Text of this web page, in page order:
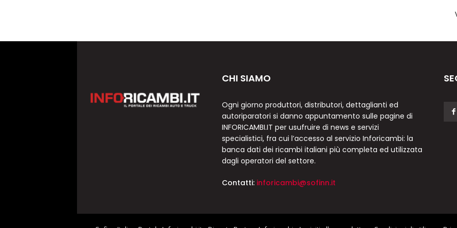
CHI SIAMO
Ogni giorno produttori, distributori, dettaglianti ed
autoriparatori si danno appuntamento sulle pagine di
INFORICAMBI.IT per usufruire di news e servizi
specialistici, fra cui l’accesso al servizio Inforicambi: la
banca dati dei ricambi italiani più completa ed utilizzata
dagli operatori del settore.
Contatti: inforicambi@sofinn.it